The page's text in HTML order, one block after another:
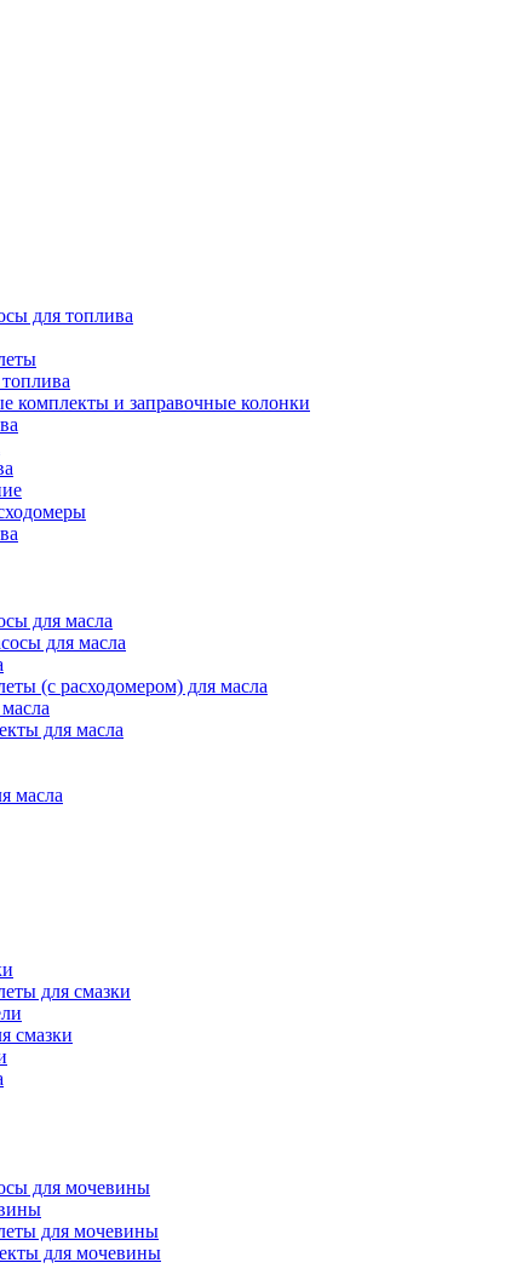
для топлива
комплекты и заправочные колонки
для масла
для масла
(с расходомером) для масла
для масла
масла
для смазки
смазки
для мочевины
для мочевины
для мочевины